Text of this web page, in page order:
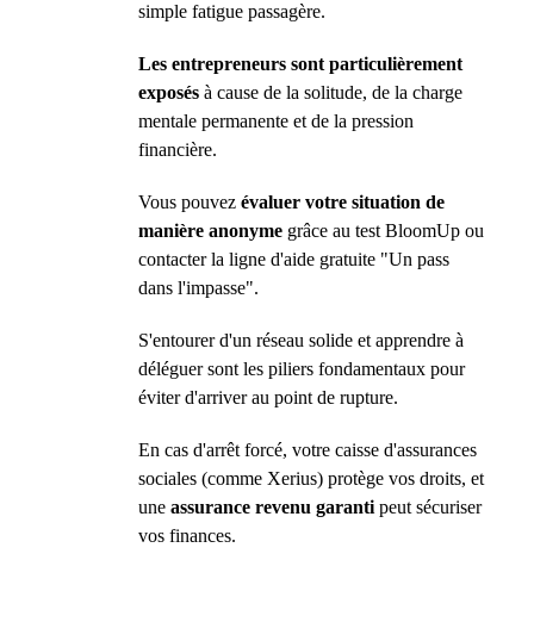
simple fatigue passagère.
Les entrepreneurs sont particulièrement
exposés à cause de la solitude, de la charge
mentale permanente et de la pression
financière.
Vous pouvez évaluer votre situation de
manière anonyme grâce au test BloomUp ou
contacter la ligne d'aide gratuite "Un pass
dans l'impasse".
S'entourer d'un réseau solide et apprendre à
déléguer sont les piliers fondamentaux pour
éviter d'arriver au point de rupture.
En cas d'arrêt forcé, votre caisse d'assurances
sociales (comme Xerius) protège vos droits, et
une assurance revenu garanti peut sécuriser
vos finances.